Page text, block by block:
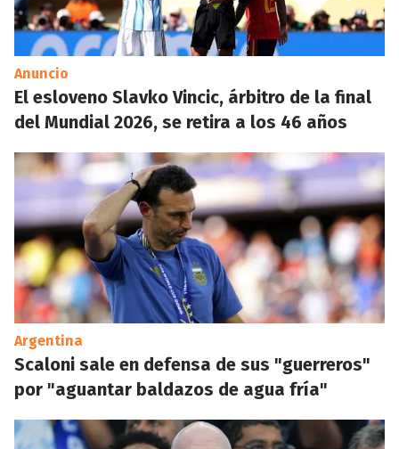
Anuncio
El esloveno Slavko Vincic, árbitro de la final
del Mundial 2026, se retira a los 46 años
Argentina
Scaloni sale en defensa de sus "guerreros"
por "aguantar baldazos de agua fría"